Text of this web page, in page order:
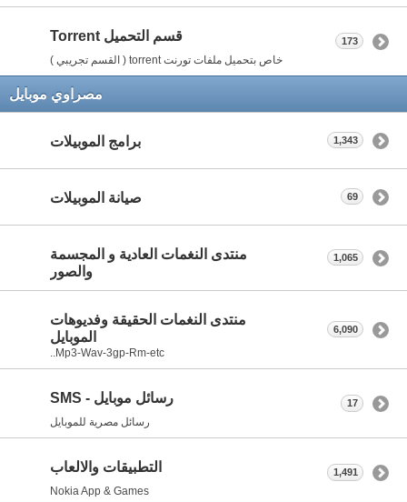
قسم التحميل Torrent
خاص بتحميل ملفات تورنت torrent ( القسم تجريبي )
173
مصراوي موبايل
برامج الموبيلات 1,343
صيانة الموبيلات 69
منتدى النغمات العادية و المجسمة
والصور
1,065
منتدى النغمات الحقيقة وفديوهات
الموبايل
Mp3-Wav-3gp-Rm-etc..
6,090
رسائل موبايل - SMS
رسائل مصرية للموبايل
17
التطبيقات والالعاب
Nokia App & Games
1,491